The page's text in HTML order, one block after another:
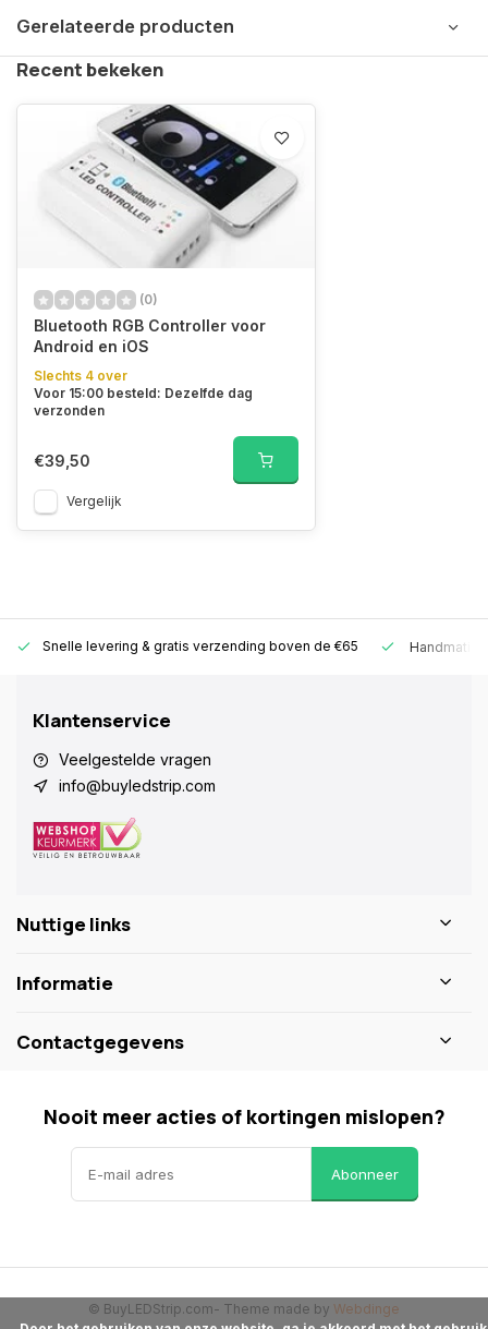
Gerelateerde producten
Recent bekeken
(0)
Bluetooth RGB Controller voor
Android en iOS
Slechts 4 over
Voor 15:00 besteld: Dezelfde dag
verzonden
€39,50
Vergelijk
Snelle levering & gratis verzending boven de €65
Klantenservice
Veelgestelde vragen
info@buyledstrip.com
Nuttige links
Informatie
Contactgegevens
Nooit meer acties of kortingen mislopen?
Abonneer
© BuyLEDStrip.com- Theme made by Webdinge